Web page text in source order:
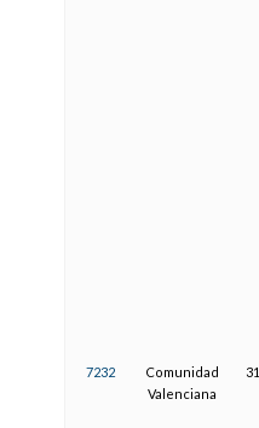
7232
Comunidad
Valenciana